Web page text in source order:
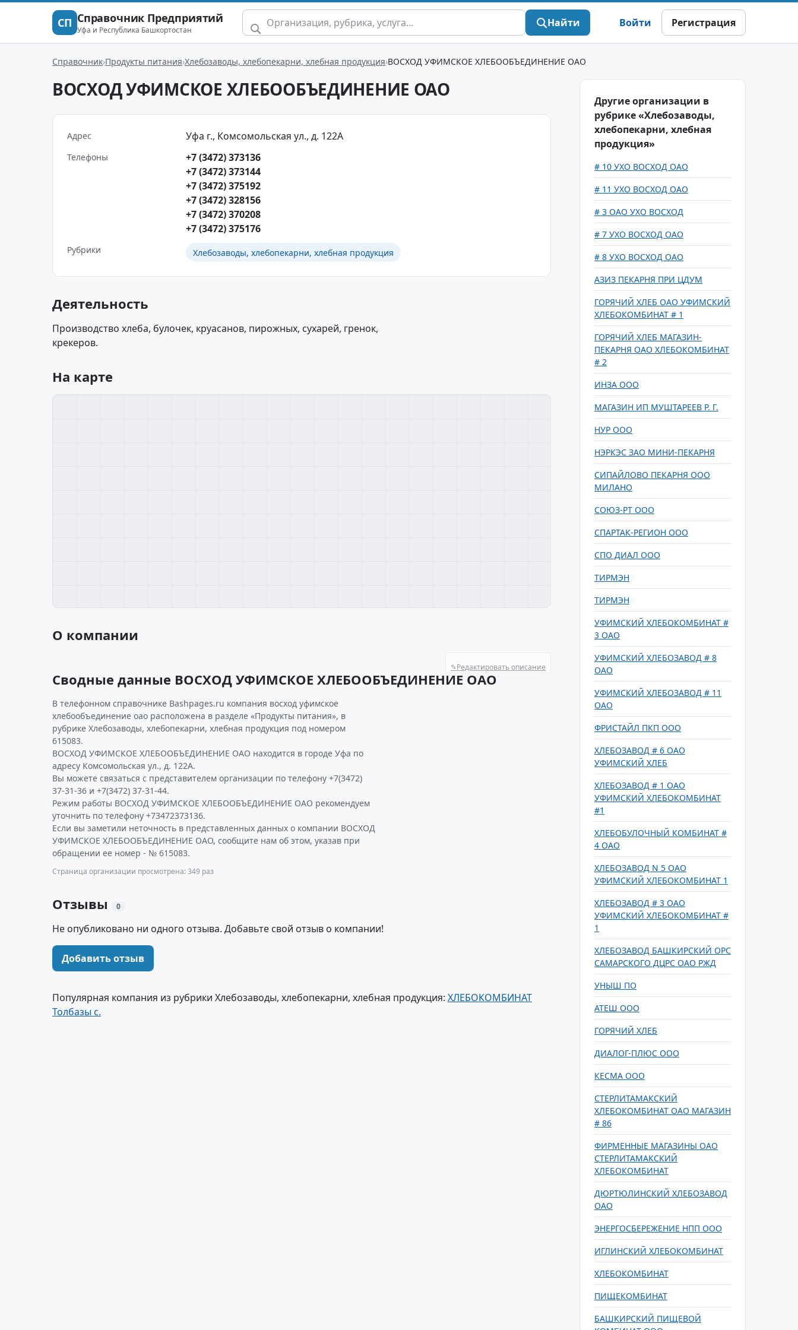
СП Справочник Предприятий
Уфа и Республика Башкортостан
Найти Войти Регистрация
Справочник Продукты питания Хлебозаводы, хлебопекарни, хлебная продукция ВОСХОД УФИМСКОЕ ХЛЕБООБЪЕДИНЕНИЕ ОАО
ВОСХОД УФИМСКОЕ ХЛЕБООБЪЕДИНЕНИЕ ОАО
Адрес Уфа г., Комсомольская ул., д. 122А
Телефоны
+7 (3472) 373136
+7 (3472) 373144
+7 (3472) 375192
+7 (3472) 328156
+7 (3472) 370208
+7 (3472) 375176
Рубрики Хлебозаводы, хлебопекарни, хлебная продукция
Деятельность
Производство хлеба, булочек, круасанов, пирожных, сухарей, гренок,
крекеров.
На карте
О компании
✎Редактировать описание
Сводные данные ВОСХОД УФИМСКОЕ ХЛЕБООБЪЕДИНЕНИЕ ОАО
В телефонном справочнике Bashpages.ru компания восход уфимское
хлебообъединение оао расположена в разделе «Продукты питания», в
рубрике Хлебозаводы, хлебопекарни, хлебная продукция под номером
615083.
ВОСХОД УФИМСКОЕ ХЛЕБООБЪЕДИНЕНИЕ ОАО находится в городе Уфа по
адресу Комсомольская ул., д. 122А.
Вы можете связаться с представителем организации по телефону +7(3472)
37-31-36 и +7(3472) 37-31-44.
Режим работы ВОСХОД УФИМСКОЕ ХЛЕБООБЪЕДИНЕНИЕ ОАО рекомендуем
уточнить по телефону +73472373136.
Если вы заметили неточность в представленных данных о компании ВОСХОД
УФИМСКОЕ ХЛЕБООБЪЕДИНЕНИЕ ОАО, сообщите нам об этом, указав при
обращении ее номер - № 615083.
Страница организации просмотрена: 349 раз
Отзывы 0
Не опубликовано ни одного отзыва. Добавьте свой отзыв о компании!
Добавить отзыв
Популярная компания из рубрики Хлебозаводы, хлебопекарни, хлебная продукция: ХЛЕБОКОМБИНАТ
Толбазы с.
Другие организации в
рубрике «Хлебозаводы,
хлебопекарни, хлебная
продукция»
# 10 УХО ВОСХОД ОАО
# 11 УХО ВОСХОД ОАО
# 3 ОАО УХО ВОСХОД
# 7 УХО ВОСХОД ОАО
# 8 УХО ВОСХОД ОАО
АЗИЗ ПЕКАРНЯ ПРИ ЦДУМ
ГОРЯЧИЙ ХЛЕБ ОАО УФИМСКИЙ
ХЛЕБОКОМБИНАТ # 1
ГОРЯЧИЙ ХЛЕБ МАГАЗИН-
ПЕКАРНЯ ОАО ХЛЕБОКОМБИНАТ
# 2
ИНЗА ООО
МАГАЗИН ИП МУШТАРЕЕВ Р. Г.
НУР ООО
НЭРКЭС ЗАО МИНИ-ПЕКАРНЯ
СИПАЙЛОВО ПЕКАРНЯ ООО
МИЛАНО
СОЮЗ-РТ ООО
СПАРТАК-РЕГИОН ООО
СПО ДИАЛ ООО
ТИРМЭН
ТИРМЭН
УФИМСКИЙ ХЛЕБОКОМБИНАТ #
3 ОАО
УФИМСКИЙ ХЛЕБОЗАВОД # 8
ОАО
УФИМСКИЙ ХЛЕБОЗАВОД # 11
ОАО
ФРИСТАЙЛ ПКП ООО
ХЛЕБОЗАВОД # 6 ОАО
УФИМСКИЙ ХЛЕБ
ХЛЕБОЗАВОД # 1 ОАО
УФИМСКИЙ ХЛЕБОКОМБИНАТ
#1
ХЛЕБОБУЛОЧНЫЙ КОМБИНАТ #
4 ОАО
ХЛЕБОЗАВОД N 5 ОАО
УФИМСКИЙ ХЛЕБОКОМБИНАТ 1
ХЛЕБОЗАВОД # 3 ОАО
УФИМСКИЙ ХЛЕБОКОМБИНАТ #
1
ХЛЕБОЗАВОД БАШКИРСКИЙ ОРС
САМАРСКОГО ДЦРС ОАО РЖД
УНЫШ ПО
АТЕШ ООО
ГОРЯЧИЙ ХЛЕБ
ДИАЛОГ-ПЛЮС ООО
КЕСМА ООО
СТЕРЛИТАМАКСКИЙ
ХЛЕБОКОМБИНАТ ОАО МАГАЗИН
# 86
ФИРМЕННЫЕ МАГАЗИНЫ ОАО
СТЕРЛИТАМАКСКИЙ
ХЛЕБОКОМБИНАТ
ДЮРТЮЛИНСКИЙ ХЛЕБОЗАВОД
ОАО
ЭНЕРГОСБЕРЕЖЕНИЕ НПП ООО
ИГЛИНСКИЙ ХЛЕБОКОМБИНАТ
ХЛЕБОКОМБИНАТ
ПИЩЕКОМБИНАТ
БАШКИРСКИЙ ПИЩЕВОЙ